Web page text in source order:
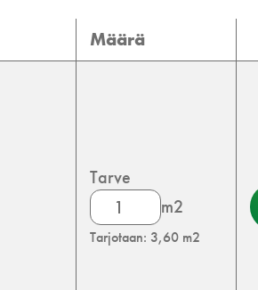
Määrä
Tarve
Knauf
Danoline
Plaza
m2
Tarjotaan: 3,60 m2